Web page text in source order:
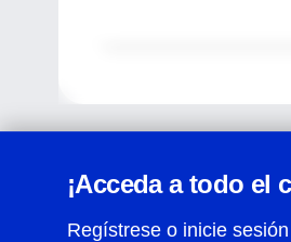
¡Acceda a todo el
Regístrese o inicie